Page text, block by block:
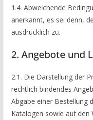
1.4. Abweichende
anerkannt, es sei denn,
ausdrücklich zu.
2. Angebote und
2.1. Die Darstellung der
rechtlich bindendes
Abgabe einer Bestellung
Katalogen sowie auf den